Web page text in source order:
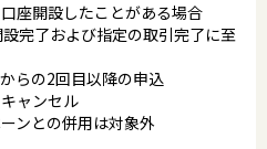
座開設したことがある場合
完了および指定の取引完了に至
らの2回目以降の申込
ャンセル
ンとの併用は対象外